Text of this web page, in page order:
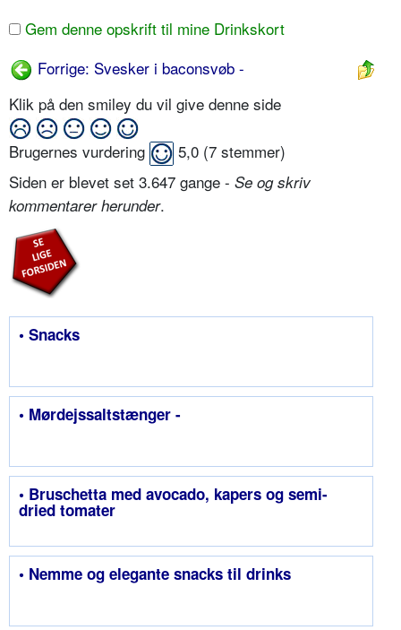
Gem denne opskrift til mine Drinkskort
Forrige: Svesker i baconsvøb -
Klik på den smiley du vil give denne side
Brugernes vurdering 5,0 (7 stemmer)
Siden er blevet set 3.647 gange - Se og skriv
kommentarer herunder.
• Snacks
• Mørdejs­saltstænger -
• Bruschetta med avocado, kapers og semi-
dried tomater
• Nemme og elegante snacks til drinks